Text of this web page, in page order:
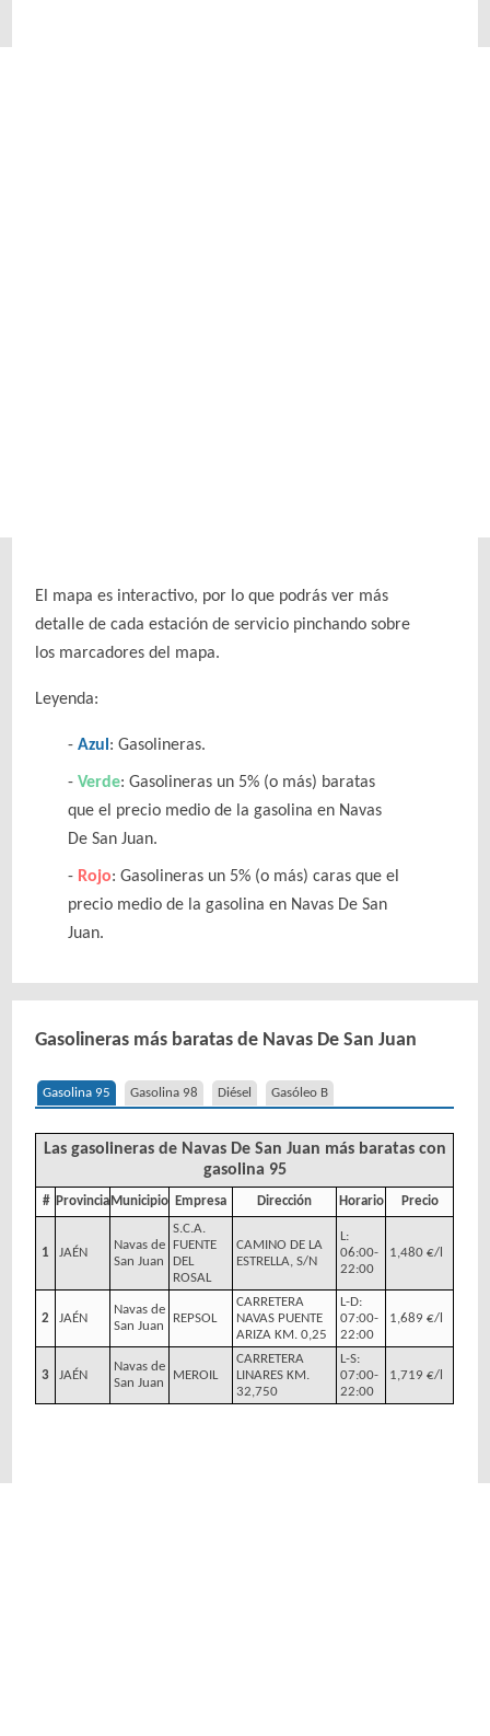
El mapa es interactivo, por lo que podrás ver más
detalle de cada estación de servicio pinchando sobre
los marcadores del mapa.
Leyenda:
Azul : Gasolineras.
Verde: Gasolineras un 5% (o más) baratas
que el precio medio de la gasolina en Navas
De San Juan.
Rojo: Gasolineras un 5% (o más) caras que el
precio medio de la gasolina en Navas De San
Juan.
Gasolineras más baratas de Navas De San Juan
Gasolina 95 Gasolina 98 Diésel Gasóleo B
Las gasolineras de Navas De San Juan más baratas con
gasolina 95
# Provincia Municipio Empresa Dirección Horario Precio
1 JAÉN
Navas de
San Juan
S.C.A.
FUENTE
DEL
ROSAL
CAMINO DE LA
ESTRELLA, S/N
L:
06:00-
22:00
1,480 €/l
2 JAÉN
Navas de
San Juan
REPSOL
CARRETERA
NAVAS PUENTE
ARIZA KM. 0,25
L-D:
07:00-
22:00
1,689 €/l
3 JAÉN
Navas de
San Juan
MEROIL
CARRETERA
LINARES KM.
32,750
L-S:
07:00-
22:00
1,719 €/l